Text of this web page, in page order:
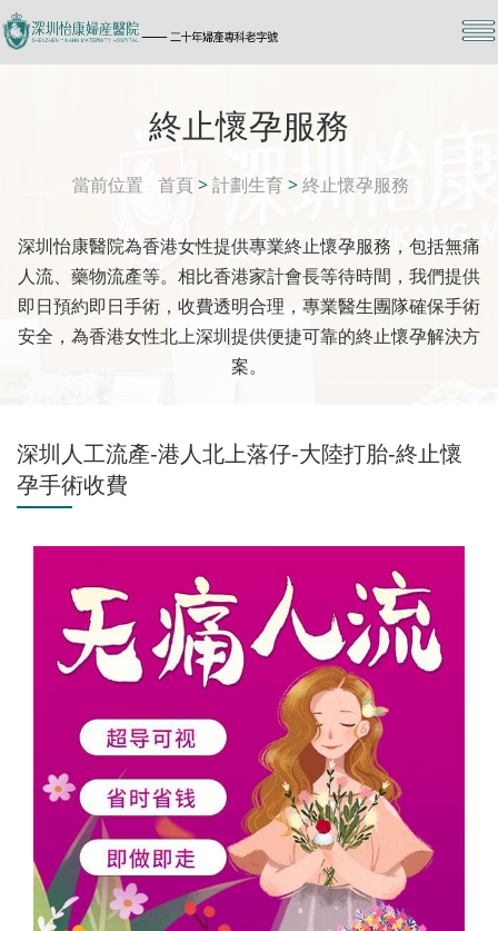
終止懷孕服務
當前位置 首頁 >計劃生育>終止懷孕服務
深圳怡康醫院為香港女性提供專業終止懷孕服務，包括無痛
人流、藥物流產等。相比香港家計會長等待時間，我們提供
即日預約即日手術，收費透明合理，專業醫生團隊確保手術
安全，為香港女性北上深圳提供便捷可靠的終止懷孕解決方
案。
深圳人工流產-港人北上落仔-大陸打胎-終止懷
孕手術收費